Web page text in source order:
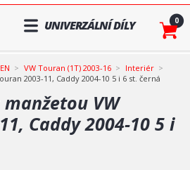
UNIVERZÁLNÍ DÍLY 0
VW Touran (1T) 2003-16
Interiér
2003-11, Caddy 2004-10 5 i 6 st. černá
VW
Caddy 2004-10 5 i